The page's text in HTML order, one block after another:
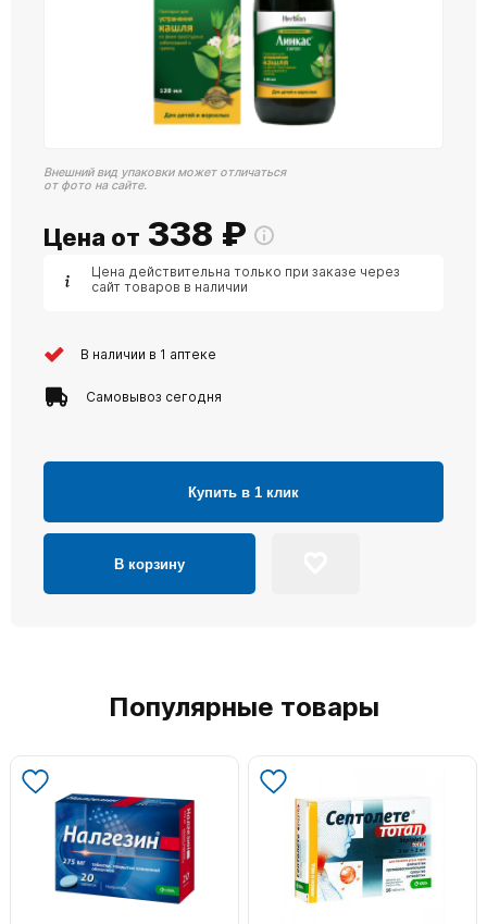
Внешний вид упаковки может отличаться
от фото на сайте.
Цена от 338 ₽
Цена действительна только при заказе через
сайт товаров в наличии
В наличии в 1 аптеке
Самовывоз сегодня
Купить в 1 клик
В корзину
Популярные товары